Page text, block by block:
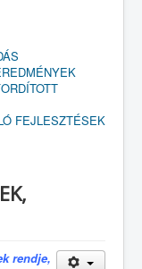
FEJLESZTÉSEK
rendje,